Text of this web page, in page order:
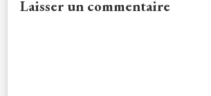
Laisser un commentaire